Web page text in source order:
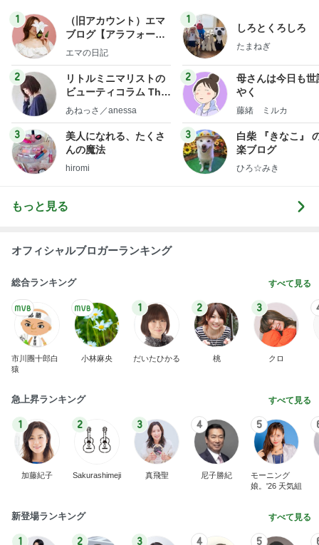
1
（旧アカウント）エマ
ブログ【アラフォー会
社売却セカンドライ
エマの日記
2
リトルミニマリストの
ビューティコラム The
little minimalist's bea
あねっさ／anessa
3
美人になれる、たくさ
んの魔法
hiromi
1
しろとくろしろ
たまねぎ
2
母さんは今日も世
やく
藤緒 ミルカ
3
白柴 『きなこ』
楽ブログ
ひろ☆みき
もっと見る
オフィシャルブロガーランキング
総合ランキング すべて見る
市川團十郎白
猿
小林麻央
1
だいたひかる
2
桃
3
クロ
急上昇ランキング すべて見る
1
加藤紀子
2
Sakurashimeji
3
真飛聖
4
尼子勝紀
5
モーニング
娘。'26 天気組
新登場ランキング すべて見る
1 2 3 4 5